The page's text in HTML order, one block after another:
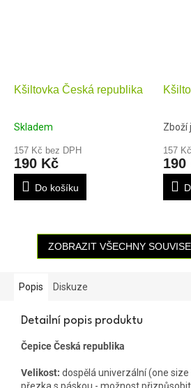
Kšiltovka Česká republika
Skladem
157 Kč bez DPH
190 Kč
Do košíku
Zboží
157
190
ZOBRAZIT VŠECHNY
Popis Diskuze
Detailní popis produktu
Čepice Česká republika
Velikost: dospělá univerzální (one